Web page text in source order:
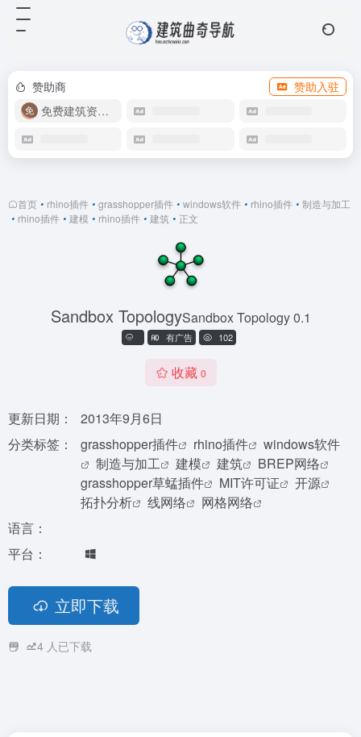
赞助商
赞助入驻
免费建筑资源库
首页 • rhino插件 • grasshopper插件 • windows软件 • rhino插件 • 制造与加工
• rhino插件 • 建模 • rhino插件 • 建筑 • 正文
Sandbox TopologySandbox Topology 0.1
有广告 102
收藏 0
更新日期：
2013年9月6日
分类标签：
grasshopper插件 rhino插件
windows软件
制造与加工
建模 建筑
BREP网络
grasshopper草蜢插件
MIT许可证
开源
拓扑分析
线网络
网格网络
语言：
平台：
立即下载
4 人已下载